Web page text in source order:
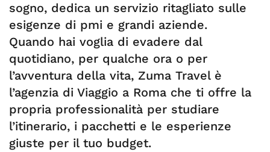
sogno, dedica un servizio ritagliato sulle
esigenze di pmi e grandi aziende.
Quando hai voglia di evadere dal
quotidiano, per qualche ora o per
l’avventura della vita, Zuma Travel è
l’agenzia di Viaggio a Roma che ti offre la
propria professionalità per studiare
l’itinerario, i pacchetti e le esperienze
giuste per il tuo budget.